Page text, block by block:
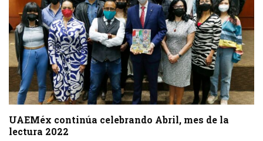
UAEMéx continúa celebrando Abril, mes de la
lectura 2022